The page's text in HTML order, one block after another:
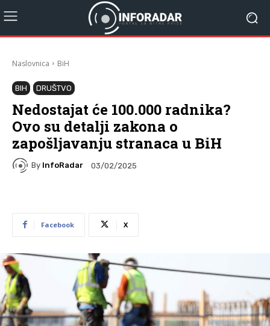
Naslovnica BiH
BIH DRUŠTVO
Nedostajat će 100.000 radnika?
Ovo su detalji zakona o
zapošljavanju stranaca u BiH
By InfoRadar 03/02/2025
Facebook X